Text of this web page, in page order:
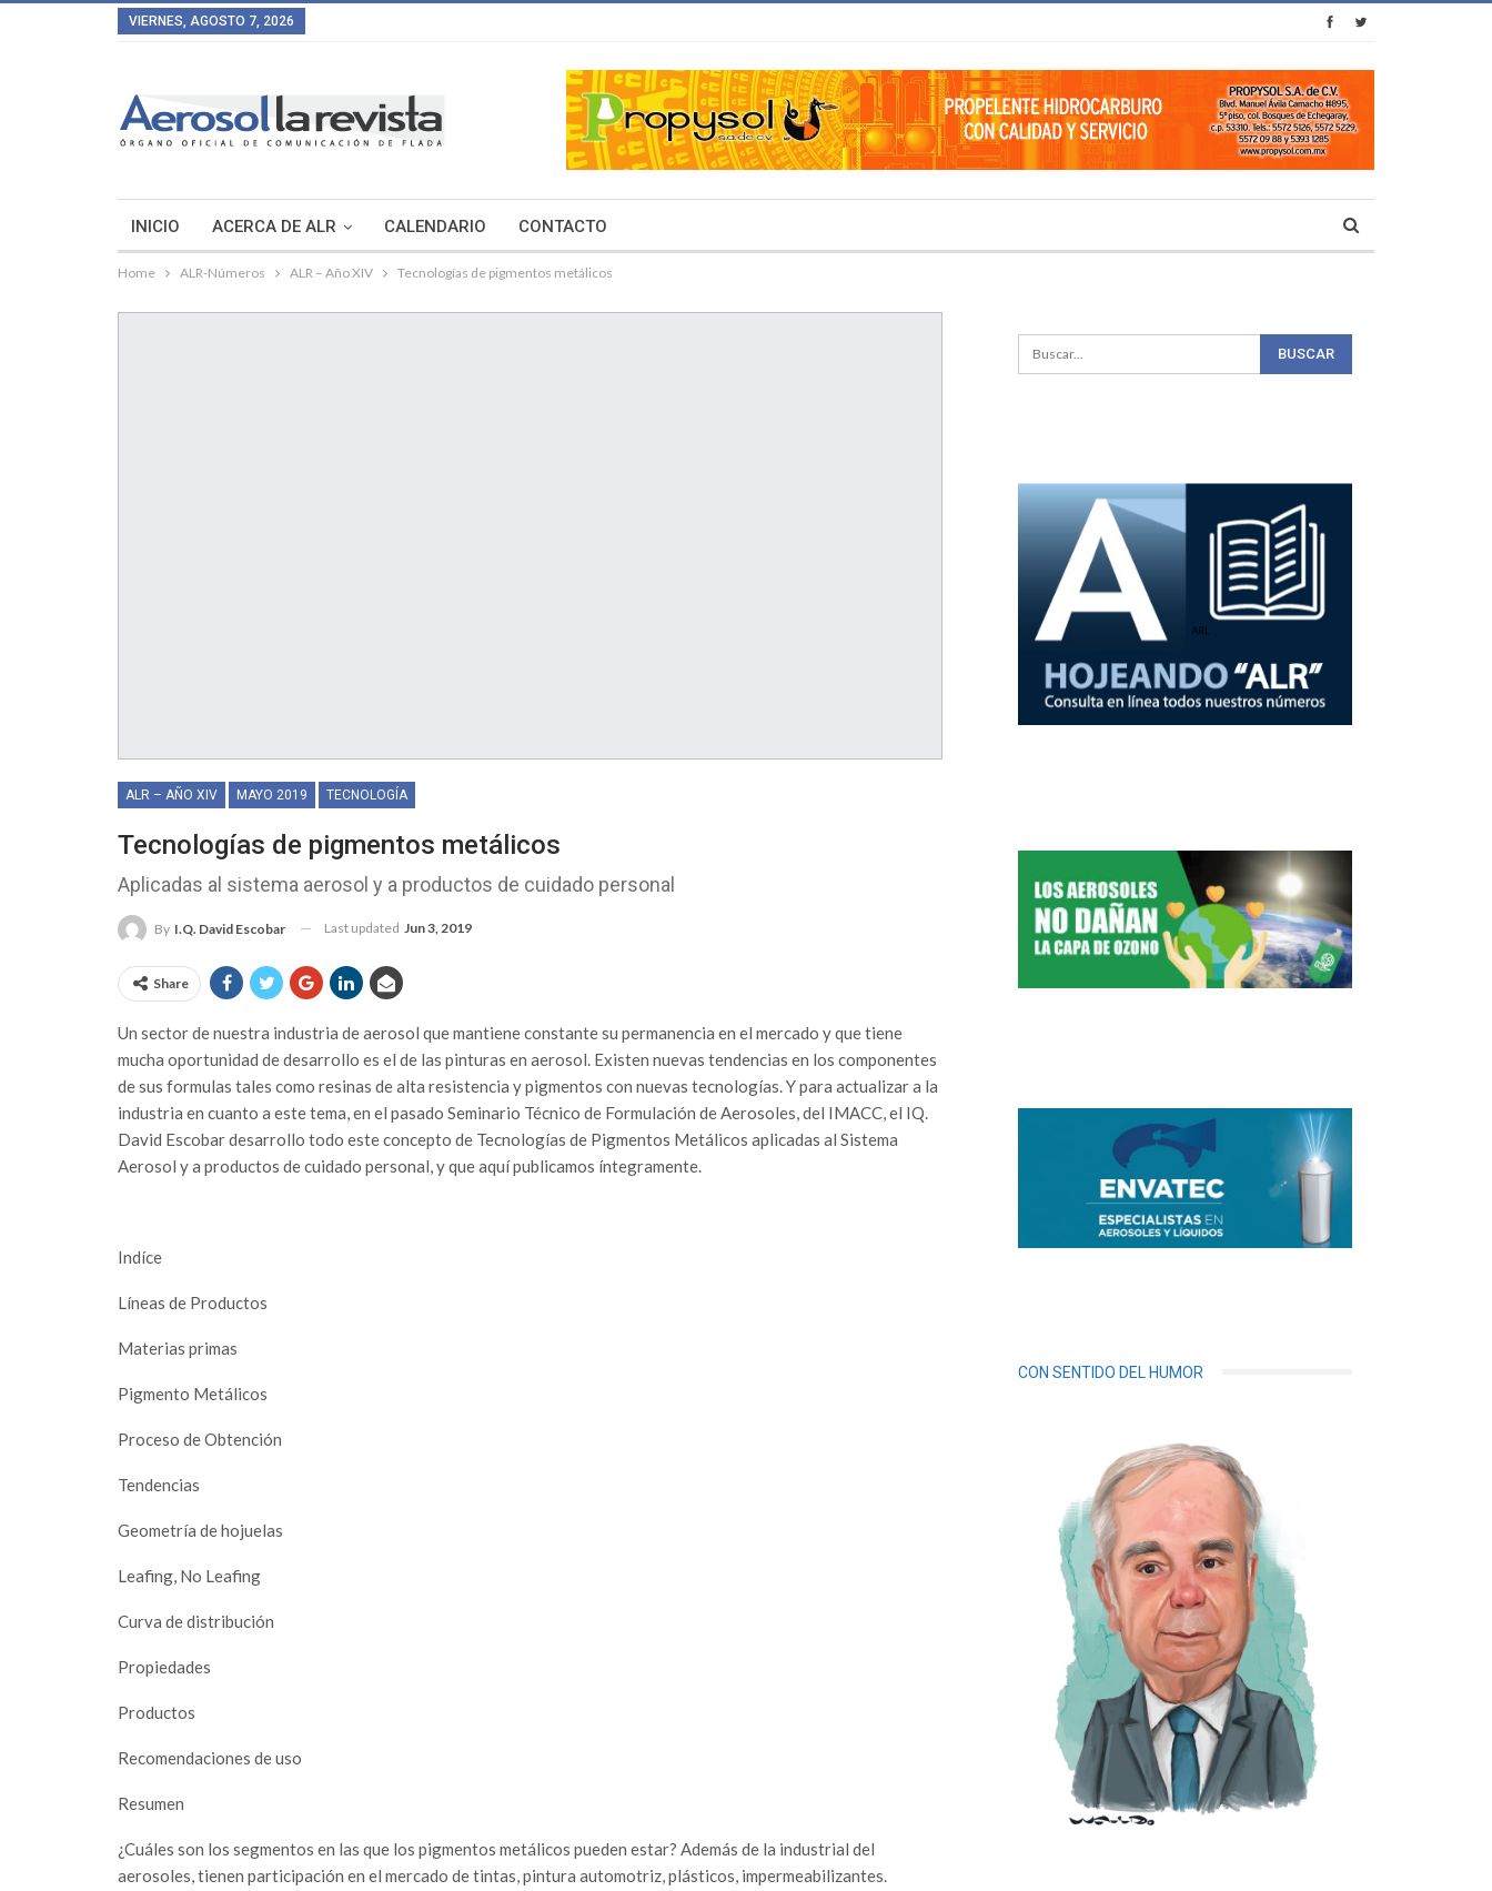
VIERNES, AGOSTO 7, 2026
INICIO ACERCA DE ALR CALENDARIO CONTACTO
Home ALR-Números ALR – Año XIV Tecnologías de pigmentos metálicos
ALR – AÑO XIV MAYO 2019 TECNOLOGÍA
Tecnologías de pigmentos metálicos
Aplicadas al sistema aerosol y a productos de cuidado personal
By I.Q. David Escobar Last updated Jun 3, 2019
Share
Un sector de nuestra industria de aerosol que mantiene constante su permanencia en el mercado y que tiene
mucha oportunidad de desarrollo es el de las pinturas en aerosol. Existen nuevas tendencias en los componentes
de sus formulas tales como resinas de alta resistencia y pigmentos con nuevas tecnologías. Y para actualizar a la
industria en cuanto a este tema, en el pasado Seminario Técnico de Formulación de Aerosoles, del IMACC, el IQ.
David Escobar desarrollo todo este concepto de Tecnologías de Pigmentos Metálicos aplicadas al Sistema
Aerosol y a productos de cuidado personal, y que aquí publicamos íntegramente.
Indíce
Líneas de Productos
Materias primas
Pigmento Metálicos
Proceso de Obtención
Tendencias
Geometría de hojuelas
Leafing, No Leafing
Curva de distribución
Propiedades
Productos
Recomendaciones de uso
Resumen
¿Cuáles son los segmentos en las que los pigmentos metálicos pueden estar? Además de la industrial del
aerosoles, tienen participación en el mercado de tintas, pintura automotriz, plásticos, impermeabilizantes.
CON SENTIDO DEL HUMOR